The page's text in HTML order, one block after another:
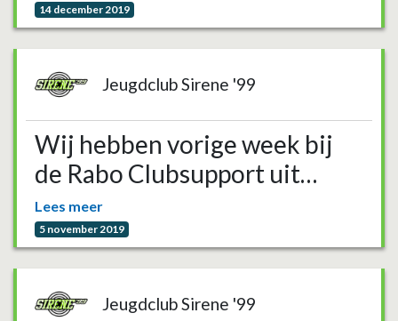
14 december 2019
Jeugdclub Sirene '99
Wij hebben vorige week bij
de Rabo Clubsupport uit…
Lees meer
5 november 2019
Jeugdclub Sirene '99